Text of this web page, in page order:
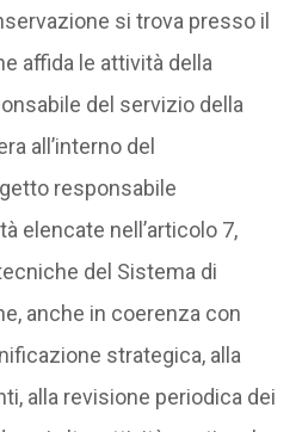
si trova presso il
affida le attività della
del servizio della
all’interno del
responsabile
elencate nell’articolo 7,
del Sistema di
anche in coerenza con
strategica, alla
alla revisione periodica dei